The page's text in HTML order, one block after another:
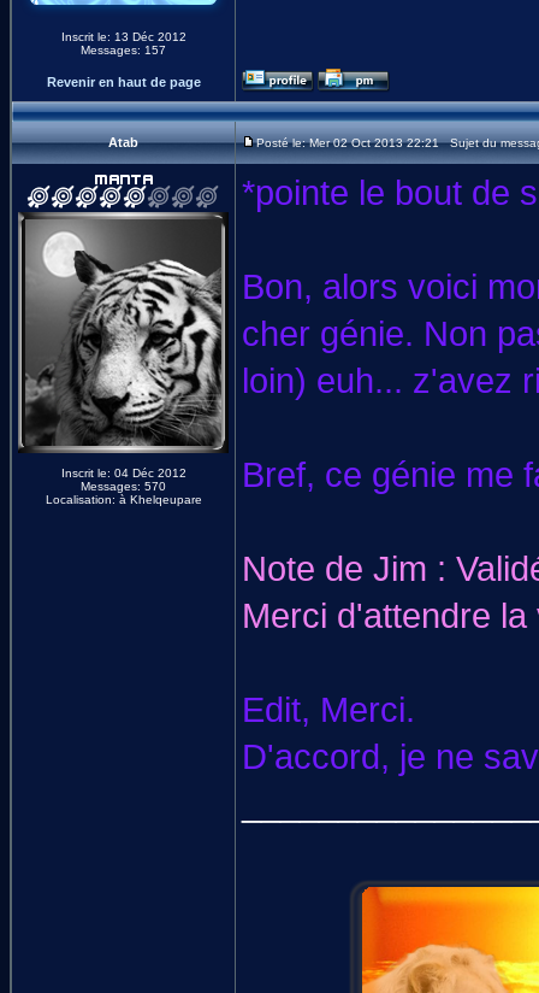
Inscrit le: 13 Déc 2012
Messages: 157
Revenir en haut de page
Atab Posté le: Mer 02 Oct 2013 22:21 Sujet du
Inscrit le: 04 Déc 2012
Messages: 570
Localisation: à Khelqeupare
*pointe le bout de
Bon, alors voici
cher génie. Non
loin) euh... z'avez
Bref, ce génie me
Note de Jim :
Merci d'attendre
Edit, Merci.
D'accord, je ne